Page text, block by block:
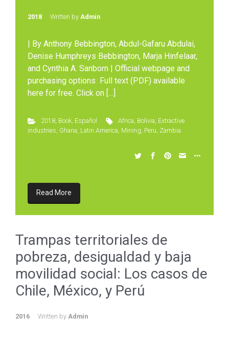
2018 Written by Admin
| By Anthony Bebbington, Abdul-Gafaru Abdulai,
Denise Humphreys Bebbington, Marja Hinfelaar,
and Cynthia A. Sanborn | Official webpage and
purchasing options Full text (PDF) available
here for free. Click on […]
2018, Book, Español Africa, Bolivia, Extractive
industries, Ghana, Latin America, Mining, Peru, Zambia
Read More
Trampas territoriales de
pobreza, desigualdad y baja
movilidad social: Los casos de
Chile, México, y Perú
2016 Written by Admin